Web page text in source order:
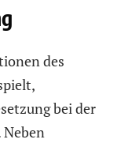
des
bei der